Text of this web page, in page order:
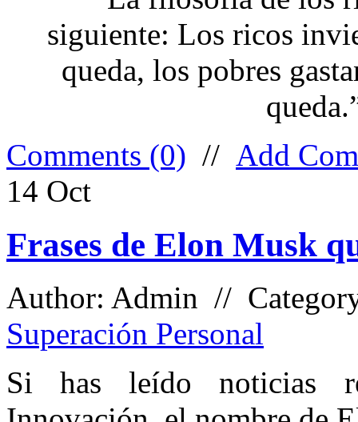
siguiente: Los ricos
queda, los pobres
Comments (0) // Add
14 Oct
Frases de Elon Musk
Author: Admin //
Superación Personal
Si has leído noticias